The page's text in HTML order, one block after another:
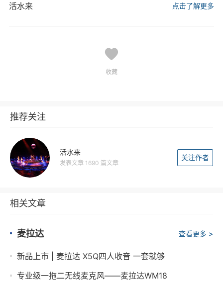
活水来 点击了解更多
收藏
推荐关注
活水来
发表文章 1690 篇文章
关注作者
相关文章
麦拉达 查看更多 >
新品上市 | 麦拉达 X5Q四人收音 一套就够
专业级一拖二无线麦克风——麦拉达WM18